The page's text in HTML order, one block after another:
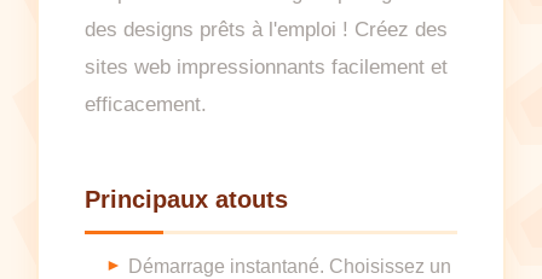
des designs prêts à l'emploi ! Créez des
sites web impressionnants facilement et
efficacement.
Principaux atouts
Démarrage instantané. Choisissez un